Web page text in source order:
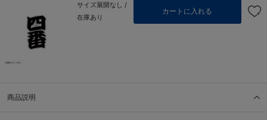
サイズ展開なし /
在庫あり
カートに入れる
商品説明